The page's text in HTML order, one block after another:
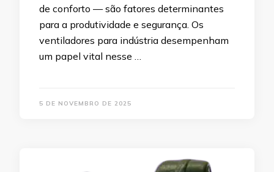
de conforto — são fatores determinantes
para a produtividade e segurança. Os
ventiladores para indústria desempenham
um papel vital nesse …
5 DE NOVEMBRO DE 2025